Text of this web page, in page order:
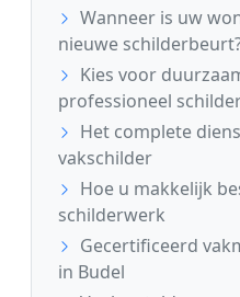
Wanneer is uw
nieuwe
Kies voor
professioneel
Het complete
vakschilder
Hoe u makkelijk
schilderwerk
Gecertificeerd
in Budel